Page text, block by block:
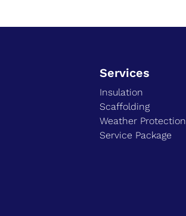
Services
Insulation
Scaffolding
Weather Protection
Service Package